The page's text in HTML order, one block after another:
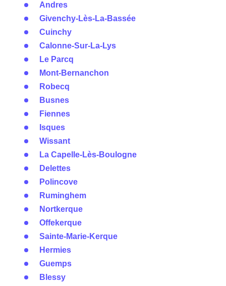
Andres
Givenchy-Lès-La-Bassée
Cuinchy
Calonne-Sur-La-Lys
Le Parcq
Mont-Bernanchon
Robecq
Busnes
Fiennes
Isques
Wissant
La Capelle-Lès-Boulogne
Delettes
Polincove
Ruminghem
Nortkerque
Offekerque
Sainte-Marie-Kerque
Hermies
Guemps
Blessy